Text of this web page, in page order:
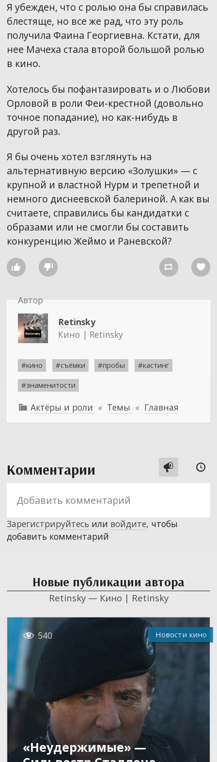
Я убежден, что с ролью она бы справилась
блестяще, но все же рад, что эту роль
получила Фаина Георгиевна. Кстати, для
нее Мачеха стала второй большой ролью
в кино.
Хотелось бы пофантазировать и о Любови
Орловой в роли Феи-крестной (довольно
точное попадание), но как-нибудь в
другой раз.
Я бы очень хотел взглянуть на
альтернативную версию «Золушки» — с
крупной и властной Нурм и трепетной и
немного диснеевской балериной. А как вы
считаете, справились бы кандидатки с
образами или не смогли бы составить
конкуренцию Жеймо и Раневской?
   
Автор
Retinsky
Кино | Retinsky
#кино #съёмки #пробы #кастинг
#знаменитости
 Актёры и роли « Темы « Главная
Комментарии  
Зарегистрируйтесь или войдите, чтобы
добавить комментарий
Новые публикации автора
Retinsky — Кино | Retinsky
 540 Новости кино
«Неудержимые» —